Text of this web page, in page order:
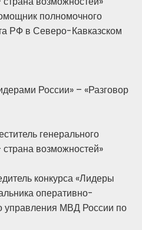
полномочного
РФ в Северо-Кавказском
России» – «Разговор
генерального
возможностей»
конкурса «Лидеры
оперативно-
управления МВД России по